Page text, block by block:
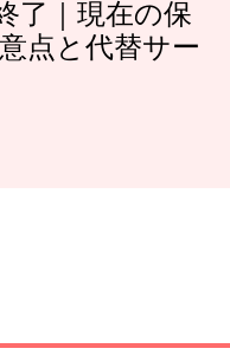
了｜現在の保
点と代替サー